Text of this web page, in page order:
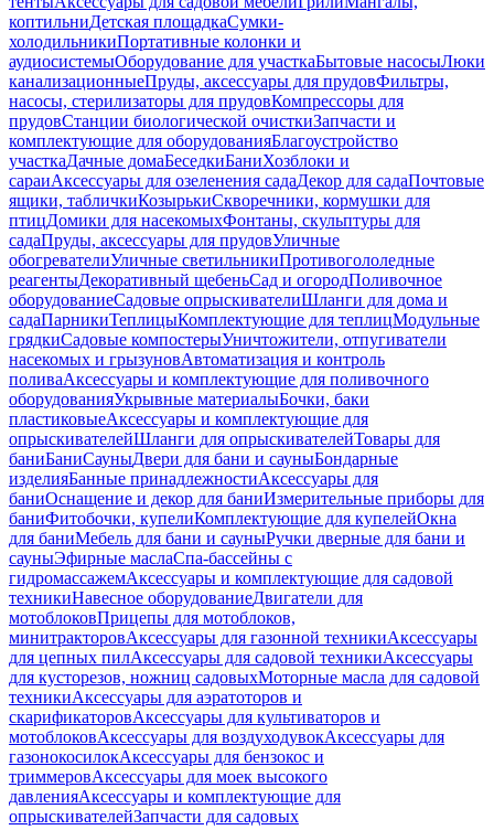
коптильниДетская площадкаСумки-
холодильникиПортативные колонки и
аудиосистемыОборудование для участкаБытовые насосыЛюки
канализационныеПруды, аксессуары для прудовФильтры,
насосы, стерилизаторы для прудовКомпрессоры для
прудовСтанции биологической очисткиЗапчасти и
комплектующие для оборудованияБлагоустройство
участкаДачные домаБеседкиБаниХозблоки и
сараиАксессуары для озеленения садаДекор для садаПочтовые
ящики, табличкиКозырькиСкворечники, кормушки для
птицДомики для насекомыхФонтаны, скульптуры для
садаПруды, аксессуары для прудовУличные
обогревателиУличные светильникиПротивогололедные
реагентыДекоративный щебеньСад и огородПоливочное
оборудованиеСадовые опрыскивателиШланги для дома и
садаПарникиТеплицыКомплектующие для теплицМодульные
грядкиСадовые компостерыУничтожители, отпугиватели
насекомых и грызуновАвтоматизация и контроль
поливаАксессуары и комплектующие для поливочного
оборудованияУкрывные материалыБочки, баки
пластиковыеАксессуары и комплектующие для
опрыскивателейШланги для опрыскивателейТовары для
баниБаниСауныДвери для бани и сауныБондарные
изделияБанные принадлежностиАксессуары для
баниОснащение и декор для баниИзмерительные приборы для
баниФитобочки, купелиКомплектующие для купелейОкна
для баниМебель для бани и сауныРучки дверные для бани и
сауныЭфирные маслаСпа-бассейны с
гидромассажемАксессуары и комплектующие для садовой
техникиНавесное оборудованиеДвигатели для
мотоблоковПрицепы для мотоблоков,
минитракторовАксессуары для газонной техникиАксессуары
для цепных пилАксессуары для садовой техникиАксессуары
для кусторезов, ножниц садовыхМоторные масла для садовой
техникиАксессуары для аэратоторов и
скарификаторовАксессуары для культиваторов и
мотоблоковАксессуары для воздуходувокАксессуары для
газонокосилокАксессуары для бензокос и
триммеровАксессуары для моек высокого
давленияАксессуары и комплектующие для
опрыскивателейЗапчасти для садовых